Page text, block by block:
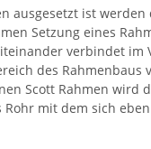
ausgesetzt ist
Setzung eines
verbindet
des
Scott Rahmen wird
mit dem sich